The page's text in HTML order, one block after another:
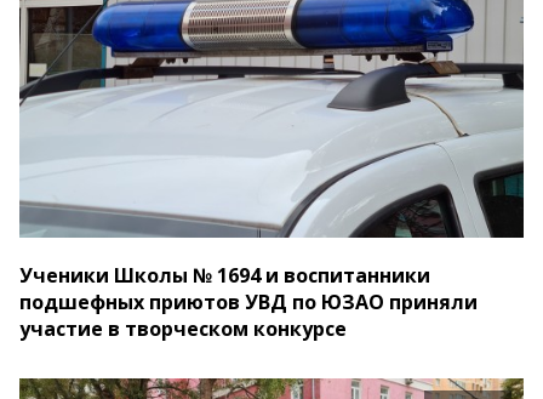
Ученики Школы № 1694 и воспитанники
подшефных приютов УВД по ЮЗАО приняли
участие в творческом конкурсе